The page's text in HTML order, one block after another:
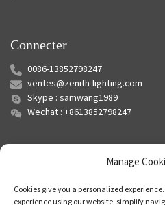
Connecter
0086-13852798247
ventes@zenith-lighting.com
Skype : samwang1989
Wechat : +8613852798247
Manage
Cookies give you a personalized
experience using our website, simplify